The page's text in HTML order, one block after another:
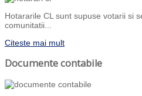
Hotararile CL sunt supuse votarii si
comunitatii...
Citeste mai mult
Documente contabile